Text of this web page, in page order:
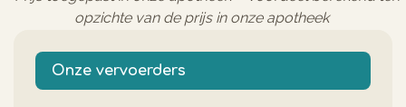
opzichte van de prijs in onze apotheek
Onze vervoerders